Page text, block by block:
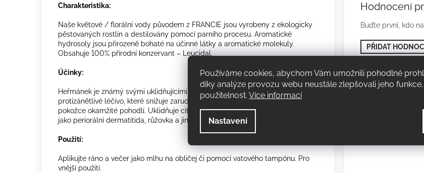
Používáme cookies, abychom Vám umožnili pohodlné
díky analýze provozu webu neustále zlepšovali jeho
použitelnost. Více informací
Nastavení
Charakteristika:
Naše květové / florální vody původem z FRANCIE jsou vyrobeny z ekologicky
pěstovaných rostlin a destilovány pomocí parního procesu. Aromatické
hydrosoly jsou přirozeně bohaté na účinné látky a aromatické molekuly.
Obsahuje 100% přírodní konzervant – Leucidal.
Účinky:
Heřmánek je známý svými uklidňujícími schopnostmi. Obsahuje Azulen,
protizánětlivé léčivo, které snižuje zarudnutí,
popáleniny, otoky a poskytuje
pokožce okamžité pohodlí. Uklidňuje citlivou, reaktivní pokožku trpící záněty
jako periorální dermatitida, růžovka a jiné kožní onemocnění.
Použití:
Aplikujte ráno a večer jako mlhu na obličej či pomocí vatového tampónu. Pro
vnější použití.
Hodnocení
Buďte první, kdo
PŘIDAT